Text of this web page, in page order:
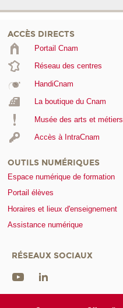
ACCÈS DIRECTS
Portail Cnam
Réseau des centres
HandiCnam
La boutique du Cnam
Musée des arts et métiers
Accès à IntraCnam
OUTILS NUMÉRIQUES
Espace numérique de formation
Portail élèves
Horaires et lieux d'enseignement
Assistance numérique
RÉSEAUX SOCIAUX